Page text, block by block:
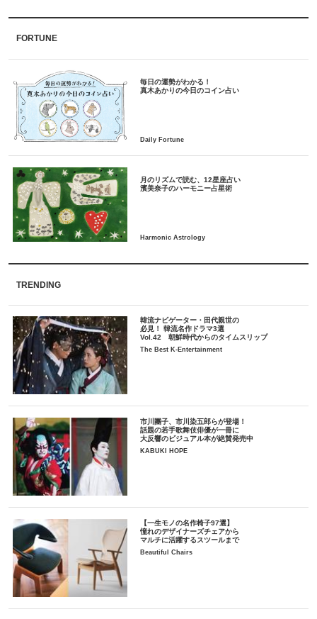
FORTUNE
毎日の運勢がわかる！
月のリズムで読む、12星座占い
TRENDING
韓流ナビゲーター・田代親世の
必見！ 韓流名作ドラマ3選
Vol.42 朝鮮時代からのタイムスリップ
The Best K-Entertainment
市川團子、市川染五郎らが登場！
話題の若手歌舞伎俳優が一冊に
大反響のビジュアル本が絶賛発売中
KABUKI HOPE
【一生モノの名作椅子97選】
憧れのデザイナーズチェアから
マルチに活躍するスツールまで
Beautiful Chairs